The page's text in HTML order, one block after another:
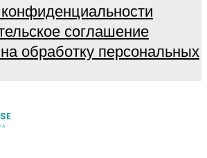
соглашение
обработку персональных